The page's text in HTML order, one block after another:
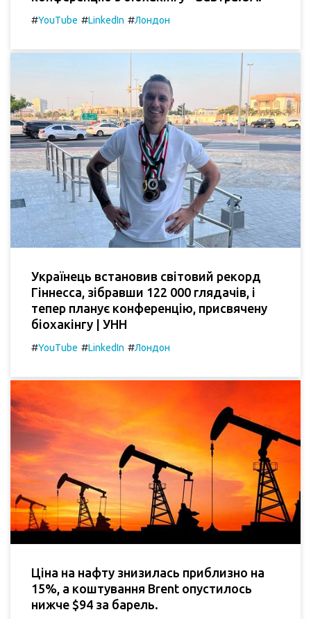
#YouTube #LinkedIn #Лондон
Українець встановив світовий рекорд
Гіннесса, зібравши 122 000 глядачів, і
тепер планує конференцію, присвячену
біохакінгу | УНН
#YouTube #LinkedIn #Лондон
Ціна на нафту знизилась приблизно на
15%, а коштування Brent опустилось
нижче $94 за барель.